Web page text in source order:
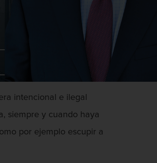
intencional e ilegal
siempre y cuando haya
por ejemplo escupir a